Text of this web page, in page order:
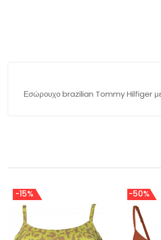
Εσώρουχο brazilian Tommy Hilfiger
-15% -50%